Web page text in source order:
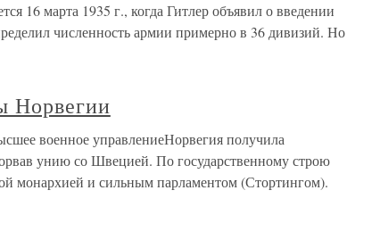
16 марта 1935 г., когда Гитлер объявил о введении
численность армии примерно в 36 дивизий. Но
Норвегии
военное управлениеНорвегия получила
унию со Швецией. По государственному строю
монархией и сильным парламентом (Стортингом).